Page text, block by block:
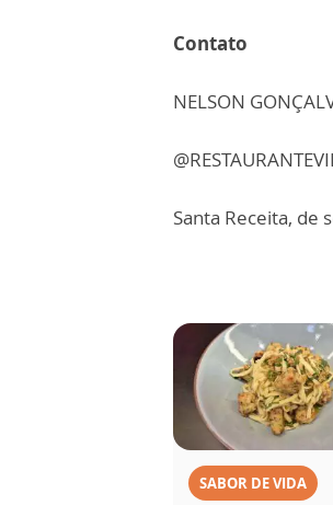
Contato
NELSON
Santa Receita, de
SABOR DE VIDA